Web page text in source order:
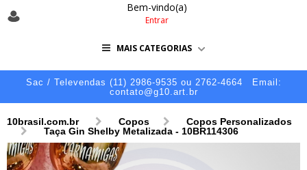
Bem-vindo(a)
Entrar
MAIS CATEGORIAS
Sac / Televendas (11) 2986-9535 ou 2762-4664
Email:
contato@g10.art.br
10brasil.com.br Copos
Copos Personalizados
Taça Gin Shelby Metalizada - 10BR114306